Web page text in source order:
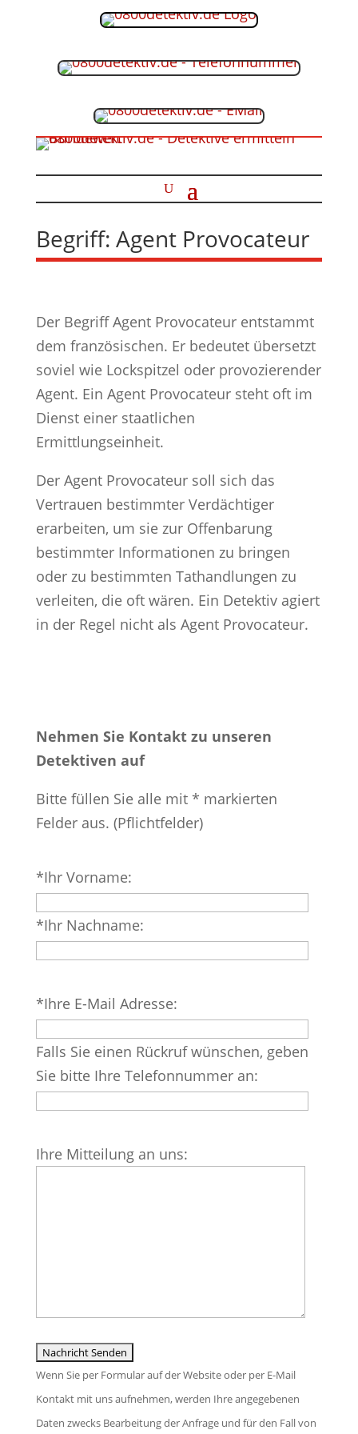
Begriff: Agent Provocateur
Der Begriff Agent Provocateur entstammt
dem französischen. Er bedeutet übersetzt
soviel wie Lockspitzel oder provozierender
Agent. Ein Agent Provocateur steht oft im
Dienst einer staatlichen
Ermittlungseinheit.
Der Agent Provocateur soll sich das
Vertrauen bestimmter Verdächtiger
erarbeiten, um sie zur Offenbarung
bestimmter Informationen zu bringen
oder zu bestimmten Tathandlungen zu
verleiten, die oft wären. Ein Detektiv agiert
in der Regel nicht als Agent Provocateur.
Nehmen Sie Kontakt zu unseren
Detektiven auf
Bitte füllen Sie alle mit * markierten
Felder aus. (Pflichtfelder)
lasse
dieses
Feld
leer.
*Ihr Vorname:
*Ihr Nachname:
lasse
dieses
Feld
leer.
*Ihre E-Mail Adresse:
Falls Sie einen Rückruf wünschen, geben
Sie bitte Ihre Telefonnummer an:
lasse
Ihre Mitteilung an uns:
Wenn Sie per Formular auf der Website oder per E-Mail
Kontakt mit uns aufnehmen, werden Ihre angegebenen
Daten zwecks Bearbeitung der Anfrage und für den Fall von